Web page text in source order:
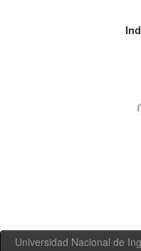
Universidad Nacional de